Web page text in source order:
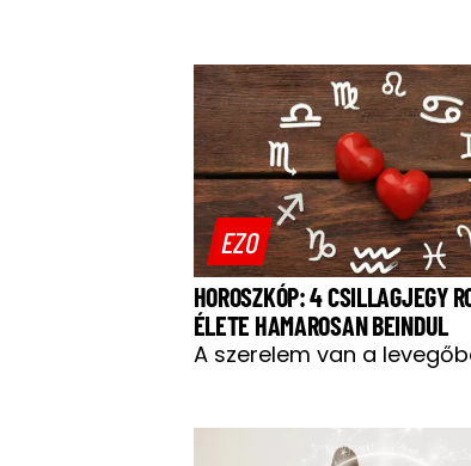
EZO
HOROSZKÓP: 4 CSILLAGJEGY
ÉLETE HAMAROSAN BEINDUL
A szerelem van a